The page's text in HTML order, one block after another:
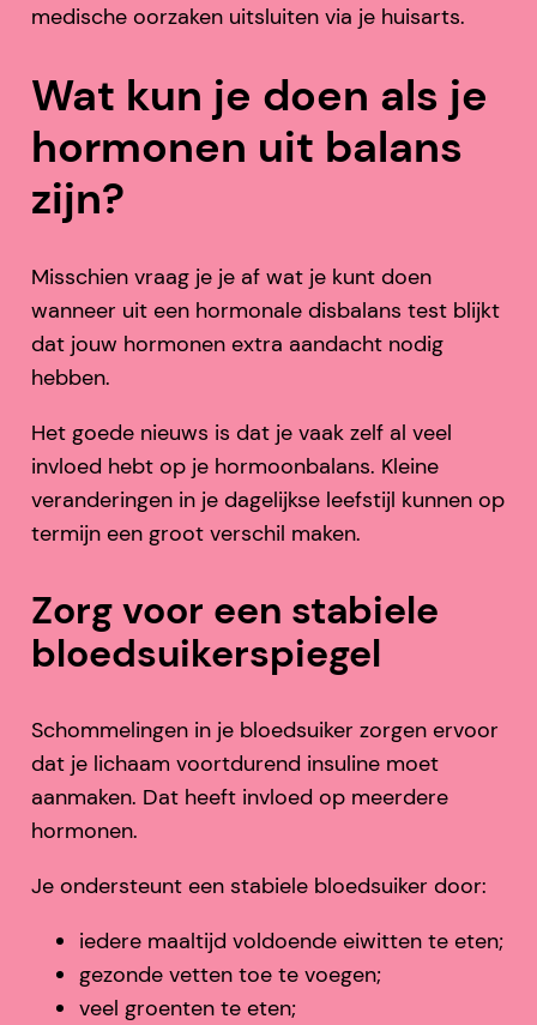
medische oorzaken uitsluiten via je huisarts.
Wat kun je doen als je
hormonen uit balans
zijn?
Misschien vraag je je af wat je kunt doen
wanneer uit een hormonale disbalans test blijkt
dat jouw hormonen extra aandacht nodig
hebben.
Het goede nieuws is dat je vaak zelf al veel
invloed hebt op je hormoonbalans. Kleine
veranderingen in je dagelijkse leefstijl kunnen op
termijn een groot verschil maken.
Zorg voor een stabiele
bloedsuikerspiegel
Schommelingen in je bloedsuiker zorgen ervoor
dat je lichaam voortdurend insuline moet
aanmaken. Dat heeft invloed op meerdere
hormonen.
Je ondersteunt een stabiele bloedsuiker door:
iedere maaltijd voldoende eiwitten te eten;
gezonde vetten toe te voegen;
veel groenten te eten;